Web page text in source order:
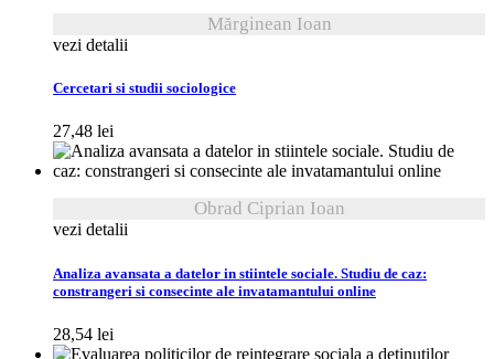
Mărginean Ioan
vezi detalii
Cercetari si studii sociologice
27,48 lei
Obrad Ciprian Ioan
vezi detalii
Analiza avansata a datelor in stiintele sociale. Studiu de caz:
constrangeri si consecinte ale invatamantului online
28,54 lei